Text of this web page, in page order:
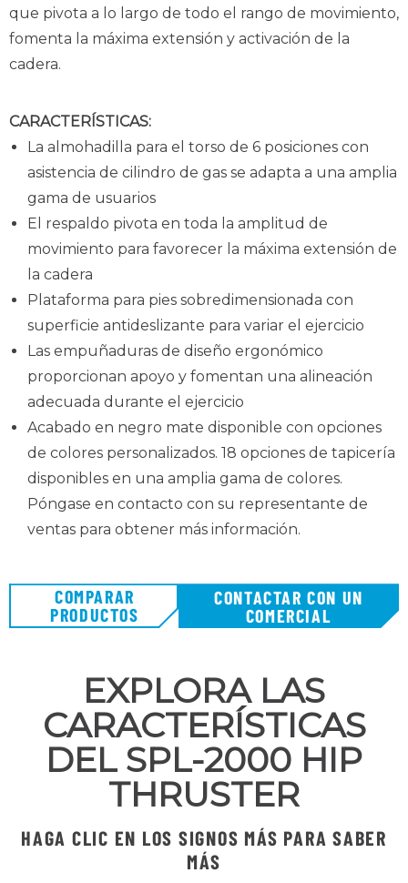
que pivota a lo largo de todo el rango de movimiento,
fomenta la máxima extensión y activación de la
cadera.
CARACTERÍSTICAS:
La almohadilla para el torso de 6 posiciones con
asistencia de cilindro de gas se adapta a una amplia
gama de usuarios
El respaldo pivota en toda la amplitud de
movimiento para favorecer la máxima extensión de
la cadera
Plataforma para pies sobredimensionada con
superficie antideslizante para variar el ejercicio
Las empuñaduras de diseño ergonómico
proporcionan apoyo y fomentan una alineación
adecuada durante el ejercicio
Acabado en negro mate disponible con opciones
de colores personalizados. 18 opciones de tapicería
disponibles en una amplia gama de colores.
Póngase en contacto con su representante de
ventas para obtener más información.
COMPARAR
PRODUCTOS
CONTACTAR CON UN
COMERCIAL
EXPLORA LAS
CARACTERÍSTICAS
DEL SPL-2000 HIP
THRUSTER
HAGA CLIC EN LOS SIGNOS MÁS PARA SABER
MÁS